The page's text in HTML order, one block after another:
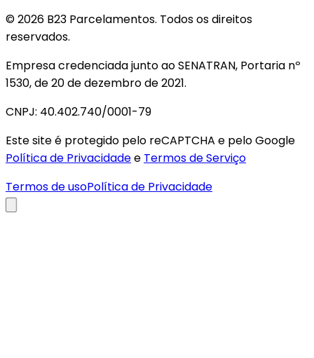
© 2026 B23 Parcelamentos. Todos os direitos
reservados.
Empresa credenciada junto ao SENATRAN, Portaria nº
1530, de 20 de dezembro de 2021.
CNPJ: 40.402.740/0001-79
Este site é protegido pelo reCAPTCHA e pelo Google
Política de Privacidadee Termos de Serviço
Termos de usoPolítica de Privacidade